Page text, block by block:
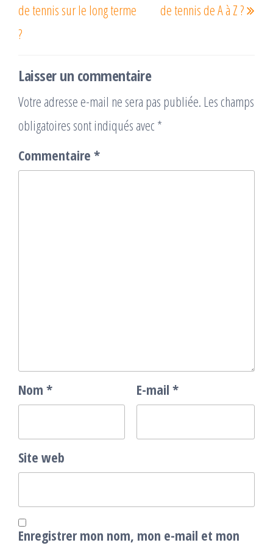
de tennis sur le long terme
?
de tennis de A à Z ?
Laisser un commentaire
Votre adresse e-mail ne sera pas publiée. Les champs
obligatoires sont indiqués avec *
Commentaire *
Nom * E-mail *
Site web
Enregistrer mon nom, mon e-mail et mon